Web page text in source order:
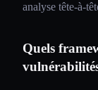
analyse tête-à-
Quels